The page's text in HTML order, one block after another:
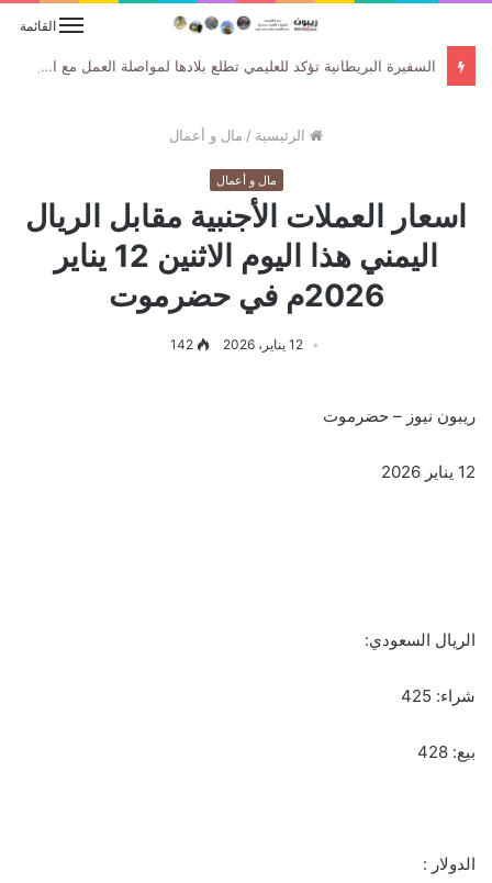
القائمة
السفيرة البريطانية تؤكد للعليمي تطلع بلادها لمواصلة العمل مع الحكومة اليمنية لتعزيز جهود السلام والاستقرار
الرئيسية / مال و أعمال
مال و أعمال
اسعار العملات الأجنبية مقابل الريال
اليمني هذا اليوم الاثنين 12 يناير
2026م في حضرموت
12 يناير، 2026 142
ريبون نيوز – حضرموت
12 يناير 2026
الريال السعودي:
شراء: 425
بيع: 428
الدولار :